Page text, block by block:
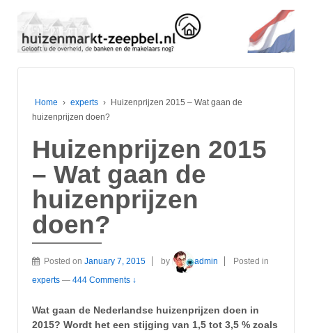
Home › experts ›
Huizenprijzen 2015 – Wat gaan de
huizenprijzen doen?
Huizenprijzen 2015
– Wat gaan de
huizenprijzen
doen?
Posted on January 7, 2015 by admin
Posted in
experts — 444 Comments ↓
Wat gaan de Nederlandse huizenprijzen doen in
2015? Wordt het een stijging van 1,5 tot 3,5 % zoals